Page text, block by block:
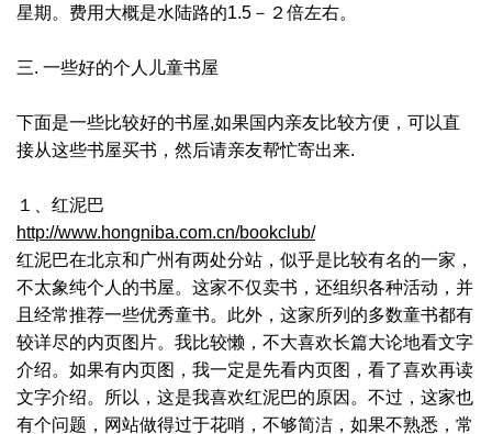
星期。费用大概是水陆路的1.5－２倍左右。
三. 一些好的个人儿童书屋
下面是一些比较好的书屋,如果国内亲友比较方便，可以直
接从这些书屋买书，然后请亲友帮忙寄出来.
１、红泥巴
http://www.hongniba.com.cn/bookclub/
红泥巴在北京和广州有两处分站，似乎是比较有名的一家，
不太象纯个人的书屋。这家不仅卖书，还组织各种活动，并
且经常推荐一些优秀童书。此外，这家所列的多数童书都有
较详尽的内页图片。我比较懒，不大喜欢长篇大论地看文字
介绍。如果有内页图，我一定是先看内页图，看了喜欢再读
文字介绍。所以，这是我喜欢红泥巴的原因。不过，这家也
有个问题，网站做得过于花哨，不够简洁，如果不熟悉，常